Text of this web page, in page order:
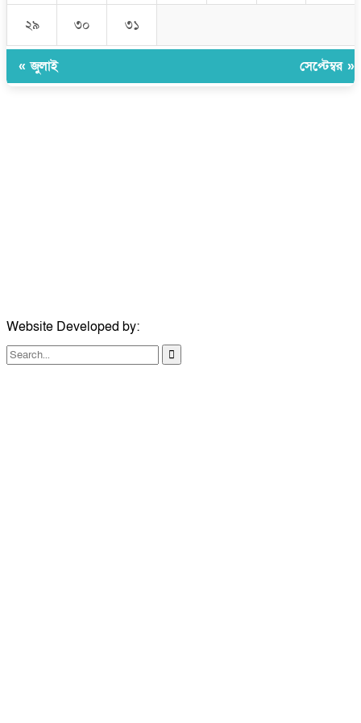
২৯ ৩০ ৩১
« জুলাই সেপ্টেম্বর »
Website Developed by: